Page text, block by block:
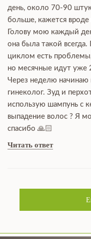
день, около 70-90
больше, кажется
Голову мою каждый
она была такой
циклом есть
но месячные идут уже
Через неделю начинаю
гинеколог. Зуд и
использую шампунь с
выпадение волос ? Я
спасибо 🙏🏻
Читать ответ